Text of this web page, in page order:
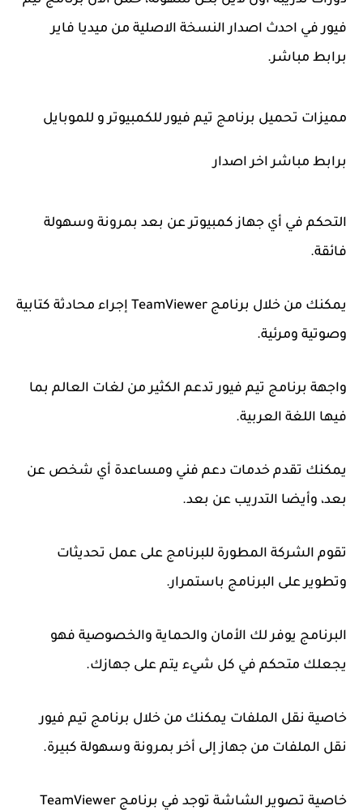
فيور في احدث اصدار النسخة الاصلية من ميديا فاير
برابط مباشر.
مميزات تحميل برنامج تيم فيور للكمبيوتر و للموبايل
برابط مباشر اخر اصدار
التحكم في أي جهاز كمبيوتر عن بعد بمرونة وسهولة
فائقة.
يمكنك من خلال برنامج TeamViewer إجراء محادثة كتابية
وصوتية ومرئية.
واجهة برنامج تيم فيور تدعم الكثير من لغات العالم بما
فيها اللغة العربية.
يمكنك تقدم خدمات دعم فني ومساعدة أي شخص عن
بعد، وأيضا التدريب عن بعد.
تقوم الشركة المطورة للبرنامج على عمل تحديثات
وتطوير على البرنامج باستمرار.
البرنامج يوفر لك الأمان والحماية والخصوصية فهو
يجعلك متحكم في كل شيء يتم على جهازك.
خاصية نقل الملفات يمكنك من خلال برنامج تيم فيور
نقل الملفات من جهاز إلى أخر بمرونة وسهولة كبيرة.
خاصية تصوير الشاشة توجد في برنامج TeamViewer